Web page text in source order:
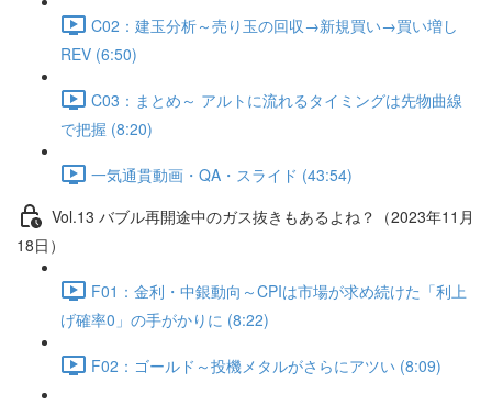
C02：建玉分析～売り玉の回収→新規買い→買い増し
REV (6:50)
C03：まとめ～ アルトに流れるタイミングは先物曲線
で把握 (8:20)
一気通貫動画・QA・スライド (43:54)
Vol.13 バブル再開途中のガス抜きもあるよね？（2023年11月
18日）
F01：金利・中銀動向～CPIは市場が求め続けた「利上
げ確率0」の手がかりに (8:22)
F02：ゴールド～投機メタルがさらにアツい (8:09)